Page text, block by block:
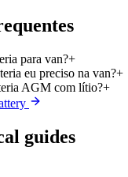
para van?+
eu preciso na van?+
AGM com lítio?+
guides